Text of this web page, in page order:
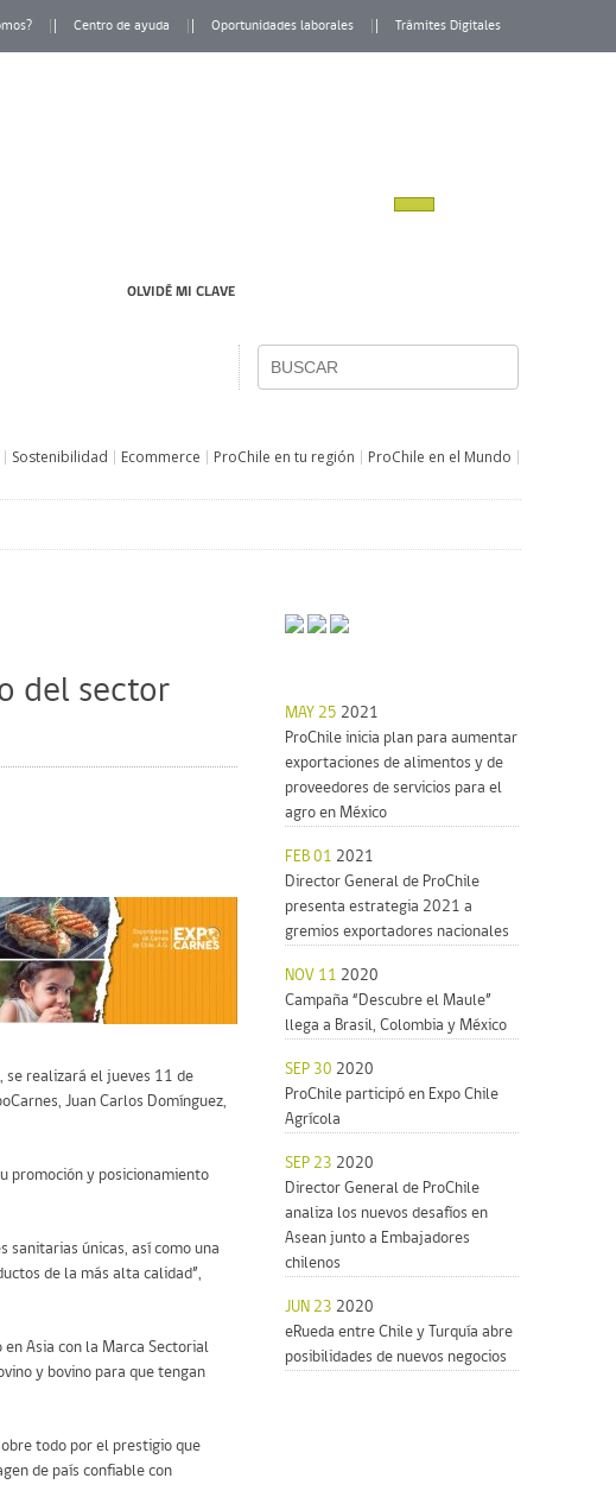
Centro de ayuda Oportunidades laborales Trámites Digitales
OLVIDÉ MI CLAVE
Sostenibilidad Ecommerce ProChile en tu región ProChile en el Mundo
del sector
se realizará el jueves 11 de
Juan Carlos Domínguez,
promoción y posicionamiento
sanitarias únicas, así como una
de la más alta calidad”,
en Asia con la Marca Sectorial
y bovino para que tengan
todo por el prestigio que
de país confiable con
MAY 25 2021
ProChile inicia plan para aumentar
exportaciones de alimentos y de
proveedores de servicios para el
agro en México
FEB 01 2021
Director General de ProChile
presenta estrategia 2021 a
gremios exportadores nacionales
NOV 11 2020
Campaña “Descubre el Maule”
llega a Brasil, Colombia y México
SEP 30 2020
ProChile participó en Expo Chile
Agrícola
SEP 23 2020
Director General de ProChile
analiza los nuevos desafíos en
Asean junto a Embajadores
chilenos
JUN 23 2020
eRueda entre Chile y Turquía abre
posibilidades de nuevos negocios